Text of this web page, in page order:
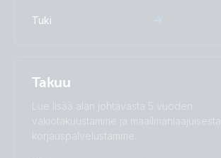
Tuki
Takuu
Lue lisää alan johtavasta 5 vuoden
vakiotakuustamme ja maailmanlaajuisesta
korjauspalvelustamme.